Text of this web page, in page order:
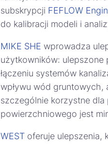
subskrypcji FEFLOW
do kalibracji modeli i
MIKE SHE wprowadza
użytkowników: ulepszone
łączeniu systemów
wpływu wód gruntowych,
szczególnie korzystne dla
powierzchniowego jest
WESToferuje ulepszenia,